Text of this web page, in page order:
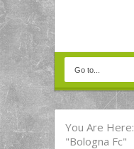
You Are Here:
"bologna Fc"